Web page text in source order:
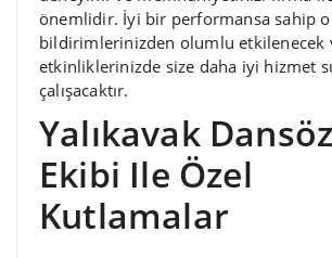
önemlidir. İyi bir performansa sahip
bildirimlerinizden olumlu etkilenecek
etkinliklerinizde size daha iyi hizmet
çalışacaktır.
Yalıkavak
Ekibi Ile Özel
Kutlamalar